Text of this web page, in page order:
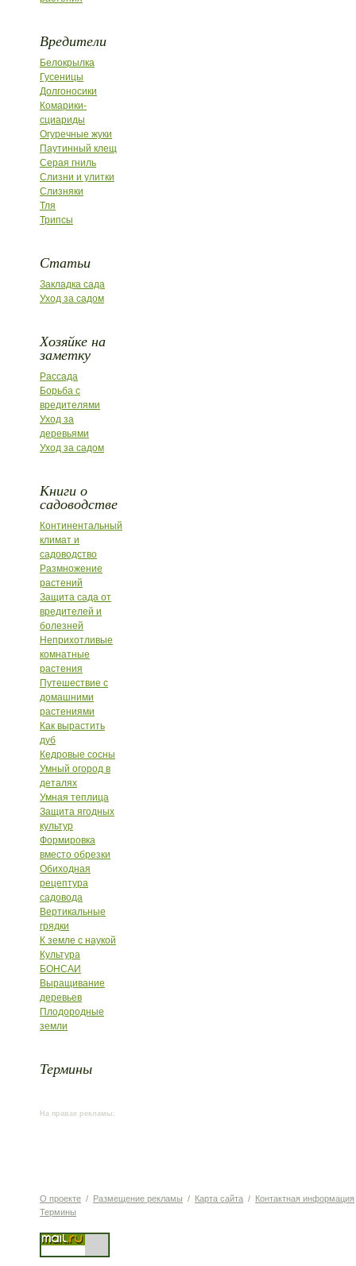
Вредители
Белокрылка
Гусеницы
Долгоносики
Комарики-
сциариды
Огуречные жуки
Паутинный клещ
Серая гниль
Слизни и улитки
Слизняки
Тля
Трипсы
Статьи
Закладка сада
Уход за садом
Хозяйке на
заметку
Рассада
Борьба с
вредителями
Уход за
деревьями
Уход за садом
Книги о
садоводстве
Континентальный
климат и
садоводство
Размножение
растений
Защита сада от
вредителей и
болезней
Неприхотливые
комнатные
растения
Путешествие с
домашними
растениями
Как вырастить
дуб
Кедровые сосны
Умный огород в
деталях
Умная теплица
Защита ягодных
культур
Формировка
вместо обрезки
Обиходная
рецептура
садовода
Вертикальные
грядки
К земле с наукой
Культура
БОНСАИ
Выращивание
деревьев
Плодородные
земли
Термины
На правах рекламы:
О проекте / Размещение рекламы / Карта сайта / Контактная информация
Термины